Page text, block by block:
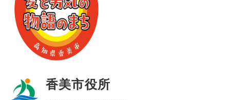
香美市役所